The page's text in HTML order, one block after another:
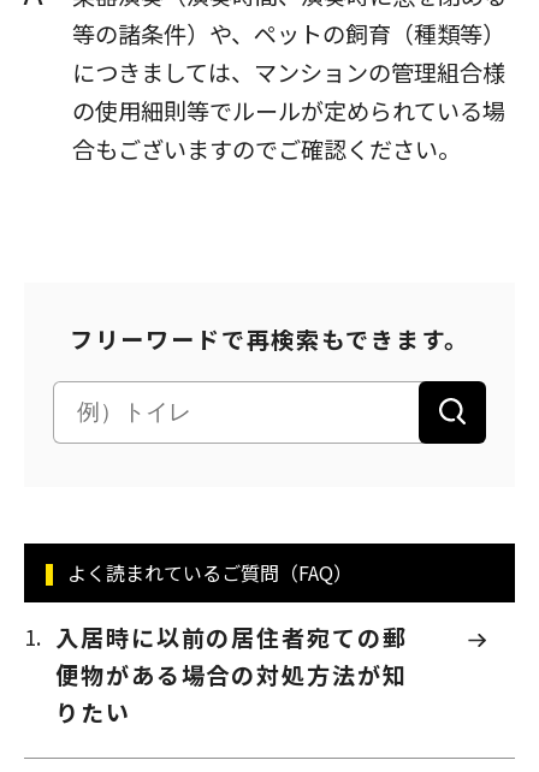
プライバシーポリシー
情報セキュリティ基本方針
一般事業主行動計画
パートナーシップ構築宣言
マルチステークホルダー方針
カスタマーハラスメントに対する基本方針
等の諸条件）や、ペットの飼育（種類等）
につきましては、マンションの管理組合様
の使用細則等でルールが定められている場
合もございますのでご確認ください。
フリーワードで再検索もできます。
よく読まれているご質問（FAQ）
入居時に以前の居住者宛ての郵
便物がある場合の対処方法が知
りたい